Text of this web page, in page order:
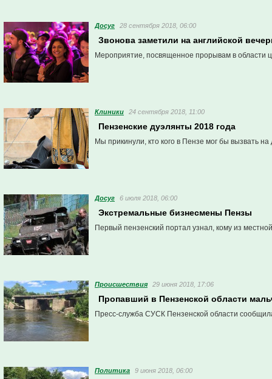
Досуг 28 сентября 2018, 06:00
Звонова заметили на английской
Мероприятие, посвященное прорывам в области
Клиники 24 сентября 2018, 11:00
Пензенские дуэлянты 2018 года
Мы прикинули, кто кого в Пензе мог бы вызвать на
Досуг 6 июля 2018, 06:00
Экстремальные бизнесмены Пензы
Первый пензенский портал узнал, кому из
Проиcшествия 29 июня 2018, 17:06
Пропавший в Пензенской области
Пресс-служба СУСК Пензенской области
Политика 9 июня 2018, 06:00